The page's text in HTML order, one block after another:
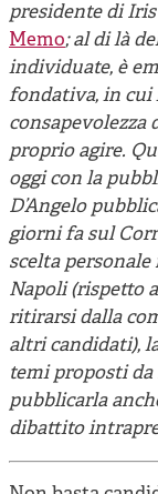
presidente di
Memo; al di là
individuate, è
fondativa, in cui
consapevolezza
proprio agire.
oggi con la
D’Angelo
giorni fa sul
scelta
Napoli (rispetto
ritirarsi dalla
altri candidati),
temi proposti
pubblicarla
dibattito